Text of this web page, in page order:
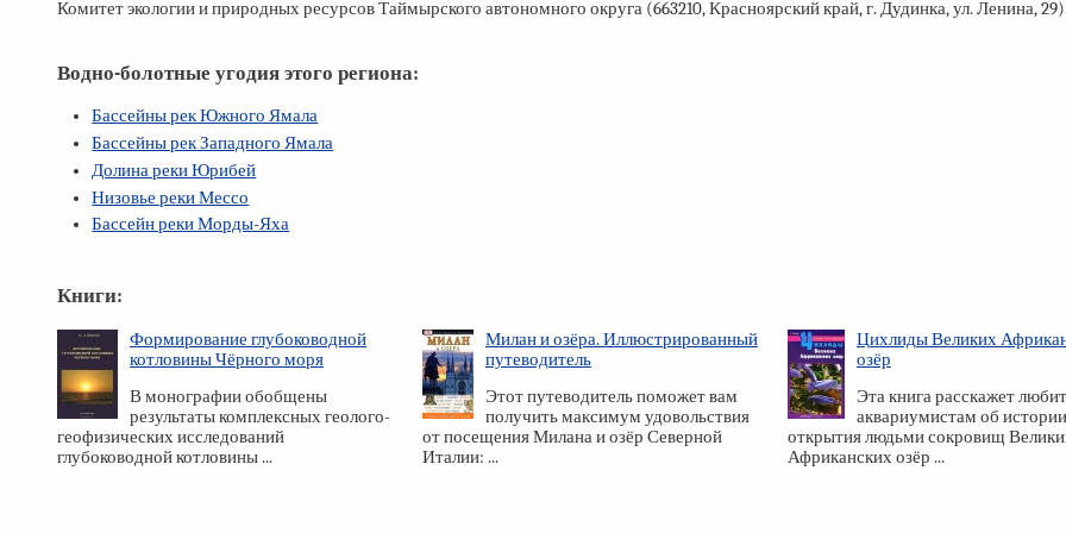
Комитет экологии и природных ресурсов Таймырского автономного округа (663210, Красноярский край, г. Дудинка, ул. Ленина,
Водно-болотные угодия этого региона:
Бассейны рек Южного Ямала
Бассейны рек Западного Ямала
Долина реки Юрибей
Низовье реки Мессо
Бассейн реки Морды-Яха
Книги:
Формирование глубоководной
котловины Чёрного моря
В монографии обобщены
результаты комплексных геолого-
геофизических исследований
глубоководной котловины ...
Милан и озёра. Иллюстрированный
путеводитель
Этот путеводитель поможет вам
получить максимум удовольствия
от посещения Милана и озёр Северной
Италии: ...
Цихлиды Великих
озёр
Эта книга расскажет
аквариумистам об истории
открытия людьми сокровищ
Африканских озёр ...